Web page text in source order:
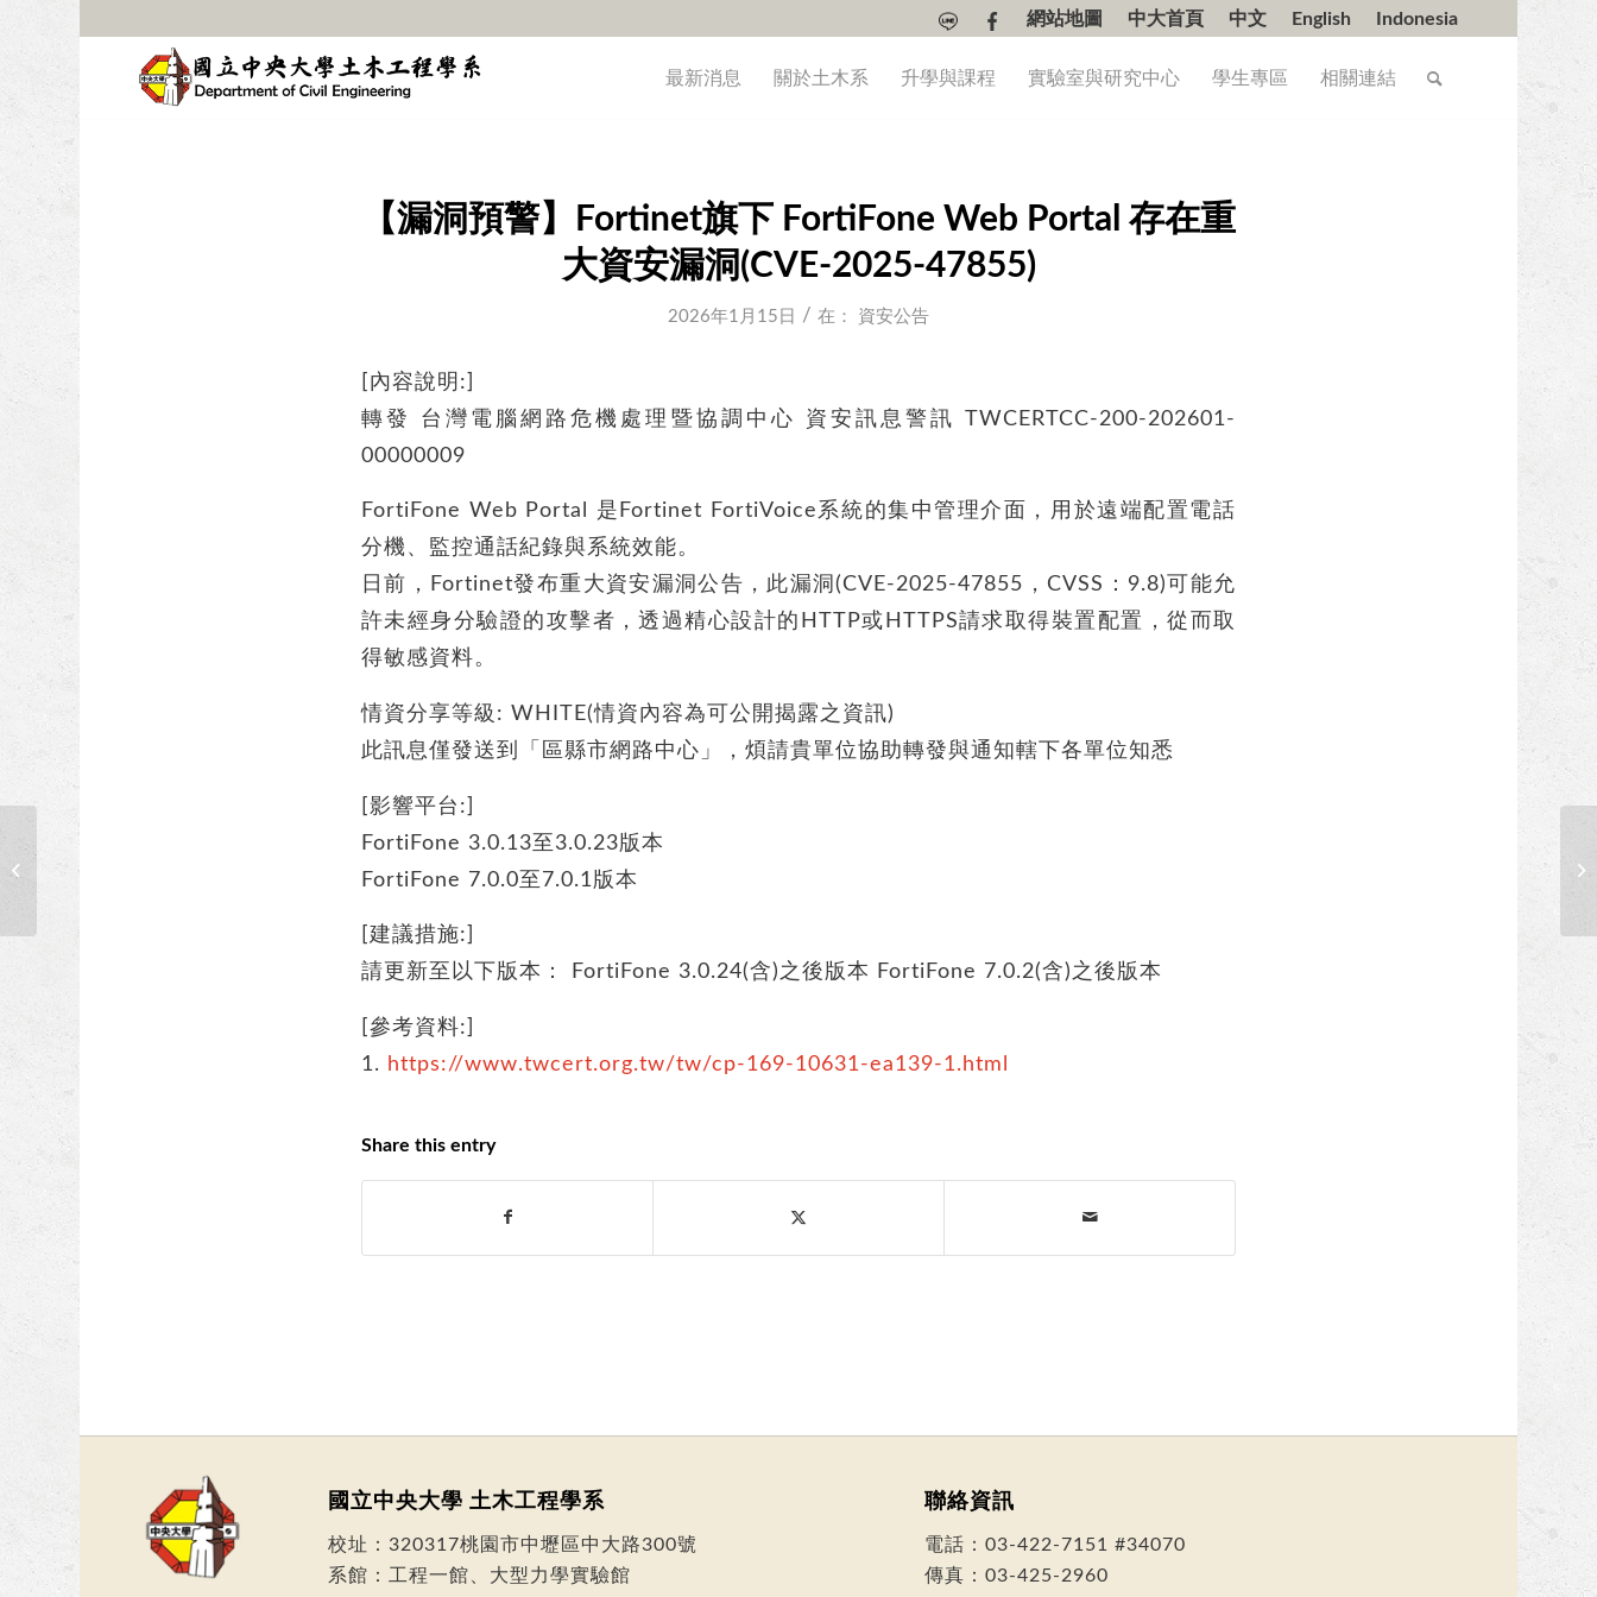
網站地圖 中大首頁 中文 English Indonesia
最新消息 關於土木系 升學與課程 實驗室與研究中心 學生專區 相關連結
【漏洞預警】Fortinet旗下 FortiFone Web Portal 存在重
大資安漏洞(CVE-2025-47855)
2026年1月15日 / 在： 資安公告
[內容說明:]
轉發 台灣電腦網路危機處理暨協調中心 資安訊息警訊 TWCERTCC-200-202601-
00000009
FortiFone Web Portal 是Fortinet FortiVoice系統的集中管理介面，用於遠端配置電話
分機、監控通話紀錄與系統效能。
日前，Fortinet發布重大資安漏洞公告，此漏洞(CVE-2025-47855，CVSS：9.8)可能允
許未經身分驗證的攻擊者，透過精心設計的HTTP或HTTPS請求取得裝置配置，從而取
得敏感資料。
情資分享等級: WHITE(情資內容為可公開揭露之資訊)
此訊息僅發送到「區縣市網路中心」，煩請貴單位協助轉發與通知轄下各單位知悉
[影響平台:]
FortiFone 3.0.13至3.0.23版本
FortiFone 7.0.0至7.0.1版本
[建議措施:]
請更新至以下版本： FortiFone 3.0.24(含)之後版本 FortiFone 7.0.2(含)之後版本
[參考資料:]
1. https://www.twcert.org.tw/tw/cp-169-10631-ea139-1.html
Share this entry
國立中央大學 土木工程學系
校址： 320317桃園市中壢區中大路300號
系館：工程一館、大型力學實驗館
聯絡資訊
電話：03-422-7151
#34070
傳真：03-425-2960